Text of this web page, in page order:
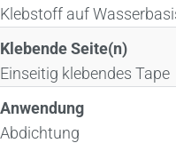
Klebstoff auf
Klebende Seite(n)
Einseitig klebendes Tape
Anwendung
Abdichtung